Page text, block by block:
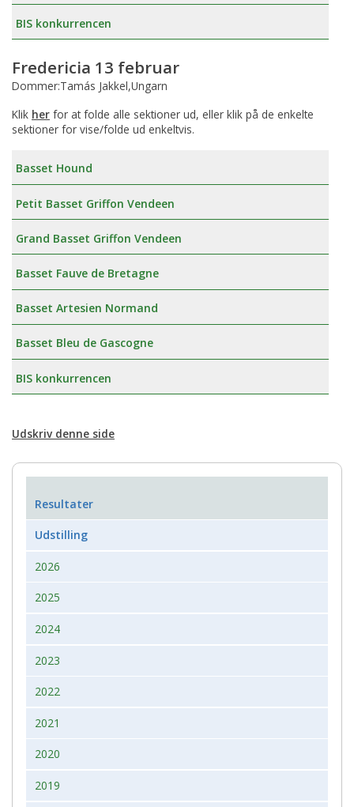
BIS konkurrencen
Fredericia 13 februar
Dommer:Tamás Jakkel,Ungarn
Klik her for at folde alle sektioner ud, eller klik på de enkelte
sektioner for vise/folde ud enkeltvis.
Basset Hound
Petit Basset Griffon Vendeen
Grand Basset Griffon Vendeen
Basset Fauve de Bretagne
Basset Artesien Normand
Basset Bleu de Gascogne
BIS konkurrencen
Udskriv denne side
Resultater
Udstilling
2026
2025
2024
2023
2022
2021
2020
2019